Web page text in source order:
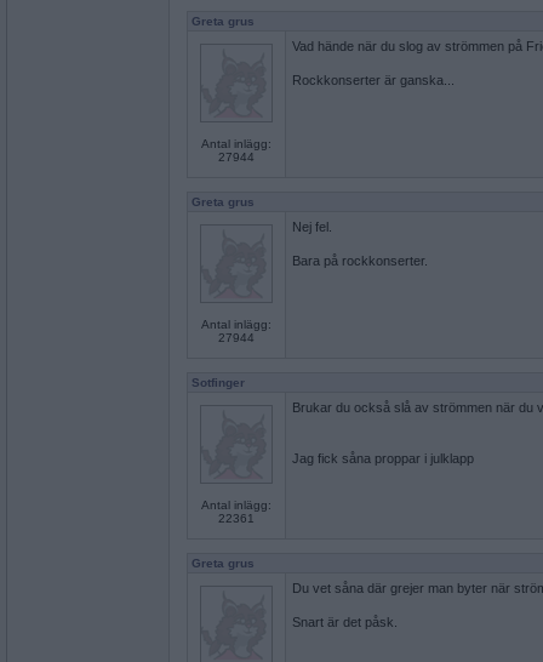
Greta grus
Antal inlägg:
27944
Vad hände när du slog av strömmen på
Rockkonserter är ganska...
Greta grus
Antal inlägg:
27944
Nej fel.
Bara på rockkonserter.
Sotfinger
Antal inlägg:
22361
Brukar du också slå av strömmen när du
Jag fick såna proppar i julklapp
Greta grus
Du vet såna där grejer man byter när
Snart är det påsk.